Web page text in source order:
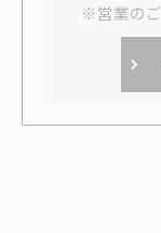
※営業のご